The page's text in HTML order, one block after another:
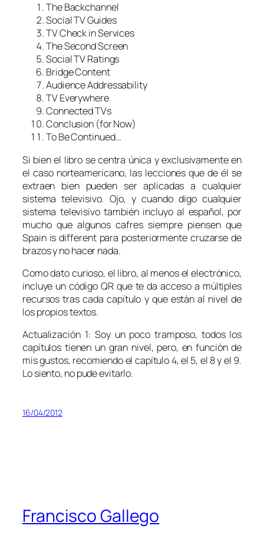
The Backchannel
Social TV Guides
TV Check in Services
The Second Screen
Social TV Ratings
Bridge Content
Audience Addressability
TV Everywhere
Connected TVs
Conclusion (for Now)
To Be Continued…
Si bien el libro se centra única y exclusivamente en
el caso norteamericano, las lecciones que de él se
extraen bien pueden ser aplicadas a cualquier
sistema televisivo. Ojo, y cuando digo cualquier
sistema televisivo también incluyo al español, por
mucho que algunos cafres siempre piensen que
Spain is differentpara posteriormente cruzarse de
brazos y no hacer nada.
Como dato curioso, el libro, al menos el electrónico,
incluye un código QR que te da acceso a múltiples
recursos tras cada capítulo y que están al nivel de
los propios textos.
Actualización 1: Soy un poco tramposo, todos los
capítulos tienen un gran nivel, pero, en función de
mis gustos, recomiendo el capítulo 4, el 5, el 8 y el 9.
Lo siento, no pude evitarlo.
16/04/2012
Francisco Gallego